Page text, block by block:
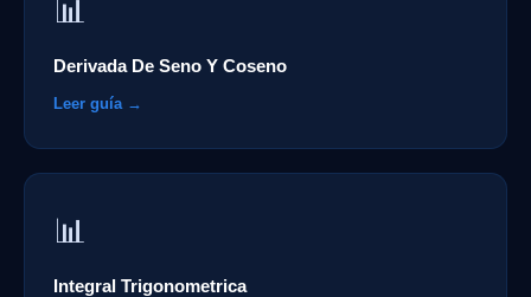
📊
Derivada De Seno Y Coseno
Leer guía →
📊
Integral Trigonometrica